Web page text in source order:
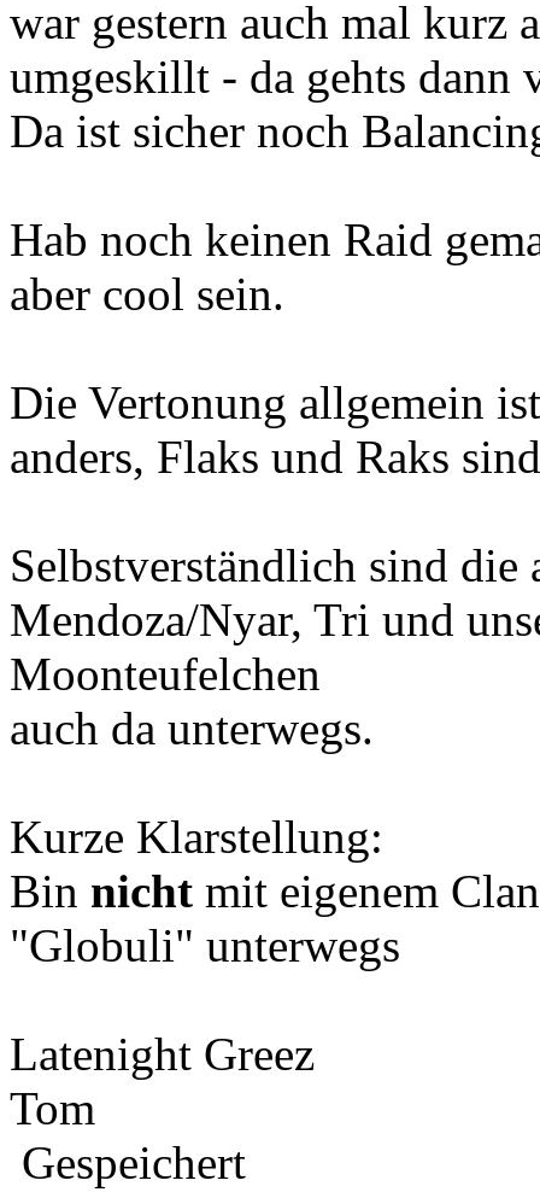
war gestern auch mal kurz
umgeskillt - da gehts dann
Da ist sicher noch
Hab noch keinen Raid
aber cool sein.
Die Vertonung allgemein
anders, Flaks und Raks
Selbstverständlich sind
Mendoza/Nyar, Tri und
Moonteufelchen
auch da unterwegs.
Kurze Klarstellung:
Bin nicht mit eigenem
"Globuli" unterwegs
Latenight Greez
Tom
Gespeichert